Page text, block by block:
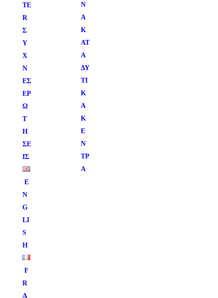
TE
R
Σ
Υ
Χ
Ν
ΕΣ
ΕΡ
Ω
Τ
Η
ΣΕ
ΙΣ
E
N
G
LI
S
H
F
R
A
Ν
Α
Κ
ΑΤ
Α
ΔΥ
ΤΙ
Κ
Ά
Κ
Έ
Ν
ΤΡ
Α